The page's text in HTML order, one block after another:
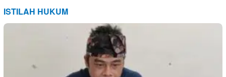
ISTILAH HUKUM